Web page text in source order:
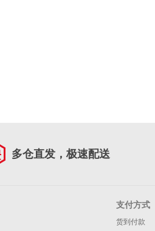
多仓直发，极速配送
支付方式
货到付款